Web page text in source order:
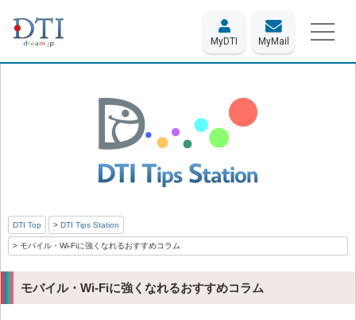
MyDTI MyMail
DTI Top DTI Tips Station
モバイル・Wi-Fiに強くなれるおすすめコラム
モバイル・Wi-Fiに強くなれるおすすめコラム